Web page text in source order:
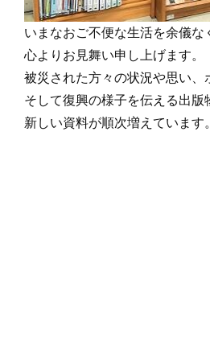
いまなおご不便な生活を余儀な
心よりお見舞い申し上げます。
被災された方々の状況や思い、
そして復興の様子を伝える出版
新しい資料が順次増えています。